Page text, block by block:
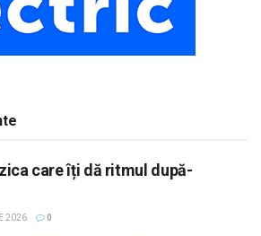
care îți dă ritmul după-
2026 0